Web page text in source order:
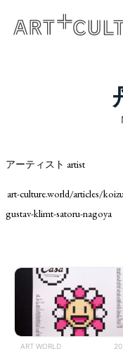
アーティスト artist
art-culture.world/articles/
gustav-klimt-satoru-nagoya
ART WORLD